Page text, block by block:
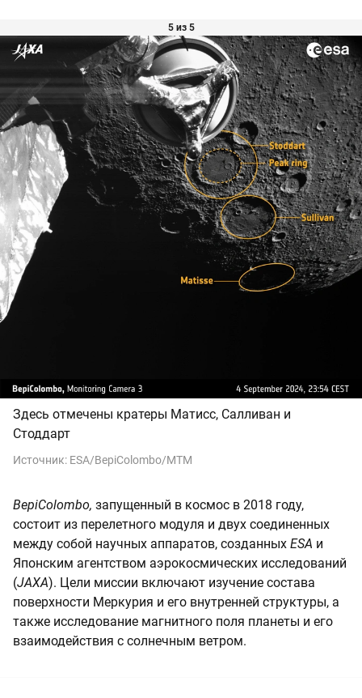
5 из 5
Здесь отмечены кратеры Матисс, Салливан и
Стоддарт
Источник: ESA/BepiColombo/MTM
BepiColombo, запущенный в космос в 2018 году,
состоит из перелетного модуля и двух соединенных
между собой научных аппаратов, созданных ESA и
Японским агентством аэрокосмических исследований
(JAXA). Цели миссии включают изучение состава
поверхности Меркурия и его внутренней структуры, а
также исследование магнитного поля планеты и его
взаимодействия с солнечным ветром.